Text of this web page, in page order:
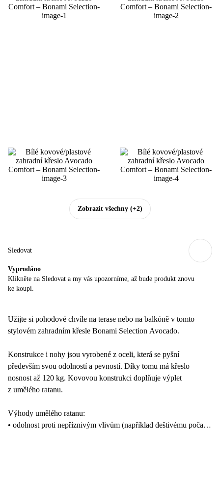
Zobrazit všechny (+2)
Sledovat
Vyprodáno
Klikněte na Sledovat a my vás upozorníme, až bude produkt znovu
ke koupi.
Užijte si pohodové chvíle na terase nebo na balkóně v tomto
stylovém zahradním křesle Bonami Selection Avocado.
Konstrukce i nohy jsou vyrobené z oceli, která se pyšní
především svou odolností a pevností. Díky tomu má křeslo
nosnost až 120 kg. Kovovou konstrukci doplňuje výplet
z umělého ratanu.
Výhody umělého ratanu:
• odolnost proti nepříznivým vlivům (například deštivému počasí)